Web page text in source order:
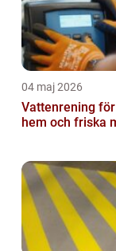
04 maj 2026
Vattenrening
hem och friska